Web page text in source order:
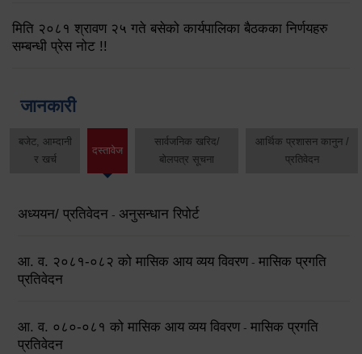
मिति २०८१ श्रावण २५ गते बसेको कार्यपालिका बैठकका निर्णयहरु
सम्बन्धी प्रेस नोट !!
जानकारी
बजेट, आम्दानी
र खर्च
दस्तावेज
सार्वजनिक खरिद/
बोलपत्र सूचना
आर्थिक प्रशासन कानुन /
प्रतिवेदन
अध्ययन/ प्रतिवेदन - अनुसन्धान रिपोर्ट
आ. व. २०८१-०८२ को मासिक आय व्यय विवरण - मासिक प्रगति
प्रतिवेदन
आ. व. ०८०-०८१ को मासिक आय व्यय विवरण - मासिक प्रगति
प्रतिवेदन